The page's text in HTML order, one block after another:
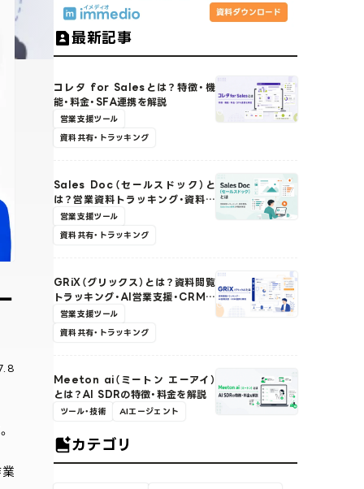
最新記事
コレタ for Salesとは？特徴・機
能・料金・SFA連携を解説
営業支援ツール
資料共有・トラッキング
Sales Doc（セールスドック）と
は？営業資料トラッキング・資料管
理・Salesforce連携の特徴を解説
営業支援ツール
資料共有・トラッキング
GRiX（グリックス）とは？資料閲覧
トラッキング・AI営業支援・CRM連
携の特徴を解説
営業支援ツール
資料共有・トラッキング
Meeton ai（ミートン エーアイ）
とは？AI SDRの特徴・料金を解説
ツール・技術 AIエージェント
カテゴリ